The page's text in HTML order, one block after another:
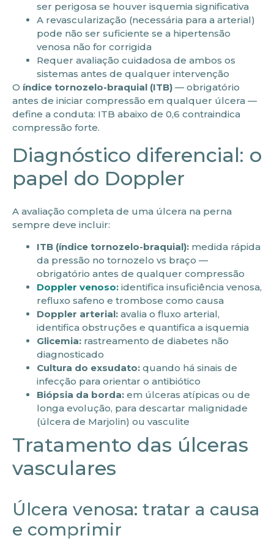
ser perigosa se houver isquemia significativa
A revascularização (necessária para a arterial)
pode não ser suficiente se a hipertensão
venosa não for corrigida
Requer avaliação cuidadosa de ambos os
sistemas antes de qualquer intervenção
O índice tornozelo-braquial (ITB) — obrigatório
antes de iniciar compressão em qualquer úlcera —
define a conduta: ITB abaixo de 0,6 contraindica
compressão forte.
Diagnóstico diferencial: o
papel do Doppler
A avaliação completa de uma úlcera na perna
sempre deve incluir:
ITB (índice tornozelo-braquial): medida rápida
da pressão no tornozelo vs braço —
obrigatório antes de qualquer compressão
Doppler venoso: identifica insuficiência venosa,
refluxo safeno e trombose como causa
Doppler arterial: avalia o fluxo arterial,
identifica obstruções e quantifica a isquemia
Glicemia: rastreamento de diabetes não
diagnosticado
Cultura do exsudato: quando há sinais de
infecção para orientar o antibiótico
Biópsia da borda: em úlceras atípicas ou de
longa evolução, para descartar malignidade
(úlcera de Marjolin) ou vasculite
Tratamento das úlceras
vasculares
Úlcera venosa: tratar a causa
e comprimir